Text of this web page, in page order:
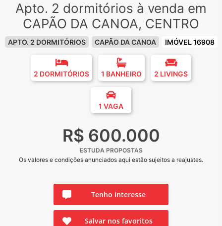
Apto. 2 dormitórios à venda em
CAPÃO DA CANOA, CENTRO
APTO. 2 DORMITÓRIOS CAPÃO DA CANOA IMÓVEL 16908
2 DORMITÓRIOS 1 BANHEIRO 2 LIVINGS
1 VAGA
R$ 600.000
ESTUDA PROPOSTAS
Os valores e condições anunciados aqui estão sujeitos a reajustes.
Tenho interesse
Salvar nos favoritos